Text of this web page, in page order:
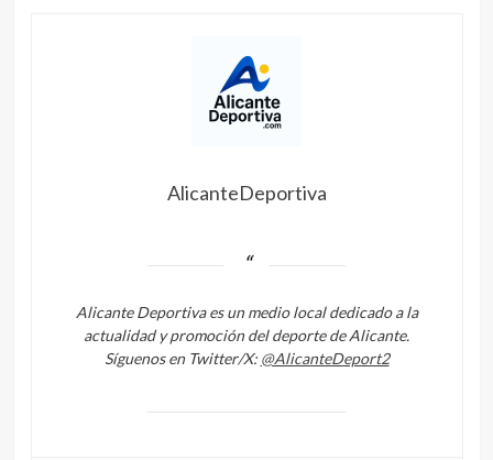
AlicanteDeportiva
Alicante Deportiva es un medio local dedicado a la
actualidad y promoción del deporte de Alicante.
Síguenos en Twitter/X: @AlicanteDeport2